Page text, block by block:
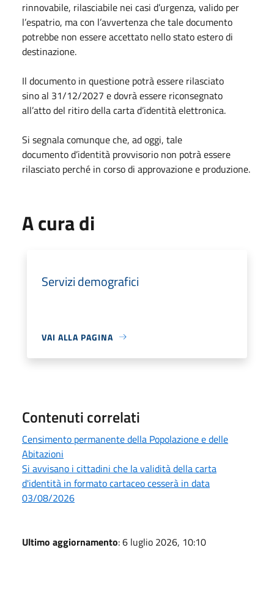
rinnovabile, rilasciabile nei casi d’urgenza, valido per
l’espatrio, ma con l’avvertenza che tale documento
potrebbe non essere accettato nello stato estero di
destinazione.
Il documento in questione potrà essere rilasciato
sino al 31/12/2027 e dovrà essere riconsegnato
all’atto del ritiro della carta d’identità elettronica.
Si segnala comunque che, ad oggi, tale
documento d’identità provvisorio non potrà essere
rilasciato perché in corso di approvazione e produzione.
A cura di
Servizi demografici
VAI ALLA PAGINA
Contenuti correlati
Censimento permanente della Popolazione e delle
Abitazioni
Si avvisano i cittadini che la validità della carta
d'identità in formato cartaceo cesserà in data
03/08/2026
Ultimo aggiornamento: 6 luglio 2026, 10:10